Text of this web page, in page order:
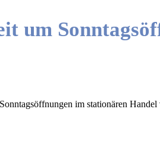
um
im stationären